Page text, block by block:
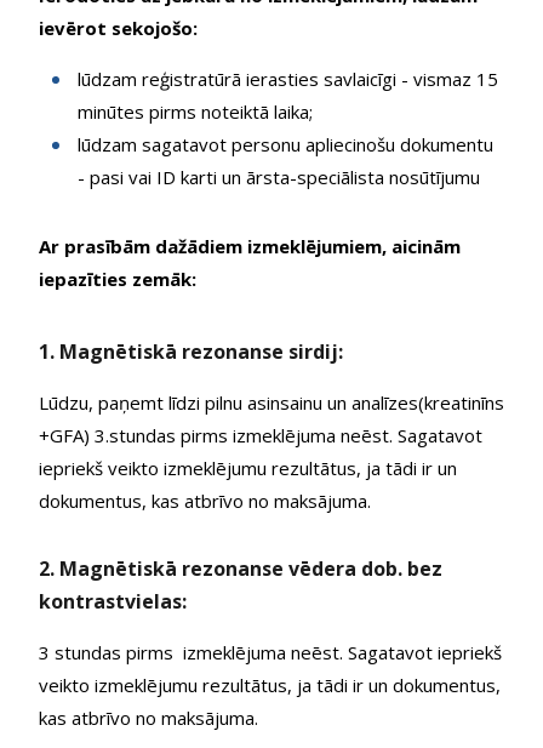
ievērot sekojošo:
lūdzam reģistratūrā ierasties savlaicīgi - vismaz 15
minūtes pirms noteiktā laika;
lūdzam sagatavot personu apliecinošu dokumentu
- pasi vai ID karti un ārsta-speciālista nosūtījumu
Ar prasībām dažādiem izmeklējumiem, aicinām
iepazīties zemāk:
1. Magnētiskā rezonanse sirdij:
Lūdzu, paņemt līdzi pilnu asinsainu un analīzes(kreatinīns
+GFA) 3.stundas pirms izmeklējuma neēst. Sagatavot
iepriekš veikto izmeklējumu rezultātus, ja tādi ir un
dokumentus, kas atbrīvo no maksājuma.
2. Magnētiskā rezonanse vēdera dob. bez
kontrastvielas:
3 stundas pirms izmeklējuma neēst. Sagatavot iepriekš
veikto izmeklējumu rezultātus, ja tādi ir un dokumentus,
kas atbrīvo no maksājuma.